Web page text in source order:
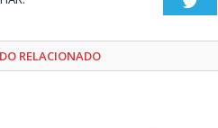
RELACIONADO